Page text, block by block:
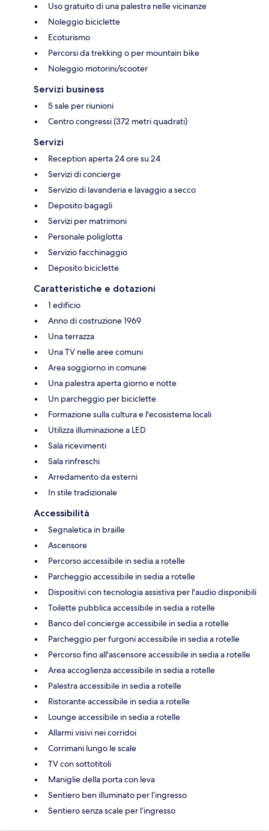
Uso gratuito di una palestra nelle vicinanze
Noleggio biciclette
Ecoturismo
Percorsi da trekking o per mountain bike
Noleggio motorini/scooter
Servizi business
5 sale per riunioni
Centro congressi (372 metri quadrati)
Servizi
Reception aperta 24 ore su 24
Servizi di concierge
Servizio di lavanderia e lavaggio a secco
Deposito bagagli
Servizi per matrimoni
Personale poliglotta
Servizio facchinaggio
Deposito biciclette
Caratteristiche e dotazioni
1 edificio
Anno di costruzione 1969
Una terrazza
Una TV nelle aree comuni
Area soggiorno in comune
Una palestra aperta giorno e notte
Un parcheggio per biciclette
Formazione sulla cultura e l'ecosistema locali
Utilizza illuminazione a LED
Sala ricevimenti
Sala rinfreschi
Arredamento da esterni
In stile tradizionale
Accessibilità
Segnaletica in braille
Ascensore
Percorso accessibile in sedia a rotelle
Parcheggio accessibile in sedia a rotelle
Dispositivi con tecnologia assistiva per l'audio disponibili
Toilette pubblica accessibile in sedia a rotelle
Banco del concierge accessibile in sedia a rotelle
Parcheggio per furgoni accessibile in sedia a rotelle
Percorso fino all'ascensore accessibile in sedia a rotelle
Area accoglienza accessibile in sedia a rotelle
Palestra accessibile in sedia a rotelle
Ristorante accessibile in sedia a rotelle
Lounge accessibile in sedia a rotelle
Allarmi visivi nei corridoi
Corrimani lungo le scale
TV con sottotitoli
Maniglie della porta con leva
Sentiero ben illuminato per l’ingresso
Sentiero senza scale per l’ingresso